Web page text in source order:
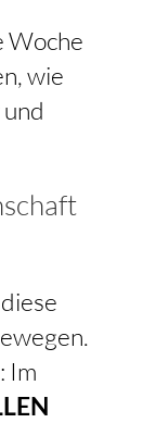
Woche
wie
Im